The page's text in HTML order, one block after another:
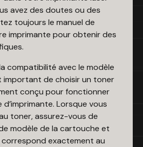
avez des doutes ou des
toujours le manuel de
imprimante pour obtenir des
compatibilité avec le modèle
important de choisir un toner
conçu pour fonctionner
Lorsque vous
toner, assurez-vous de
modèle de la cartouche et
correspond exactement au